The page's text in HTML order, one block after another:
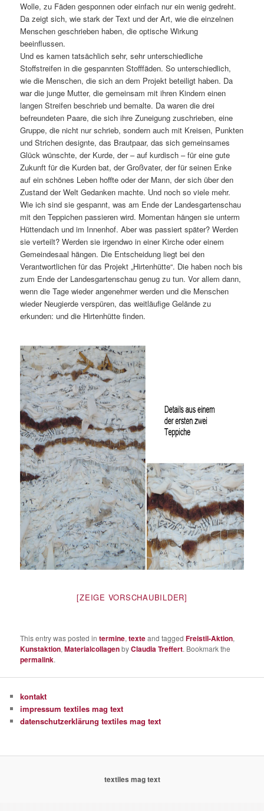
Wolle, zu Fäden gesponnen oder einfach nur ein wenig gedreht.
Da zeigt sich, wie stark der Text und der Art, wie die einzelnen
Menschen geschrieben haben, die optische Wirkung
beeinflussen.
Und es kamen tatsächlich sehr, sehr unterschiedliche
Stoffstreifen in die gespannten Stofffäden. So unterschiedlich,
wie die Menschen, die sich an dem Projekt beteiligt haben. Da
war die junge Mutter, die gemeinsam mit ihren Kindern einen
langen Streifen beschrieb und bemalte. Da waren die drei
befreundeten Paare, die sich ihre Zuneigung zuschrieben, eine
Gruppe, die nicht nur schrieb, sondern auch mit Kreisen, Punkten
und Strichen designte, das Brautpaar, das sich gemeinsames
Glück wünschte, der Kurde, der – auf kurdisch – für eine gute
Zukunft für die Kurden bat, der Großvater, der für seinen Enke
auf ein schönes Leben hoffte oder der Mann, der sich über den
Zustand der Welt Gedanken machte. Und noch so viele mehr.
Wie ich sind sie gespannt, was am Ende der Landesgartenschau
mit den Teppichen passieren wird. Momentan hängen sie unterm
Hüttendach und im Innenhof. Aber was passiert später? Werden
sie verteilt? Werden sie irgendwo in einer Kirche oder einem
Gemeindesaal hängen. Die Entscheidung liegt bei den
Verantwortlichen für das Projekt „Hirtenhütte“. Die haben noch bis
zum Ende der Landesgartenschau genug zu tun. Vor allem dann,
wenn die Tage wieder angenehmer werden und die Menschen
wieder Neugierde verspüren, das weitläufige Gelände zu
erkunden: und die Hirtenhütte finden.
[ZEIGE VORSCHAUBILDER]
This entry was posted intermine,texteand taggedFreistil-Aktion,
Kunstaktion,MaterialcollagenbyClaudia Treffert. Bookmark the
permalink.
kontakt
impressum textiles mag text
datenschutzerklärung textiles mag text
textiles mag text